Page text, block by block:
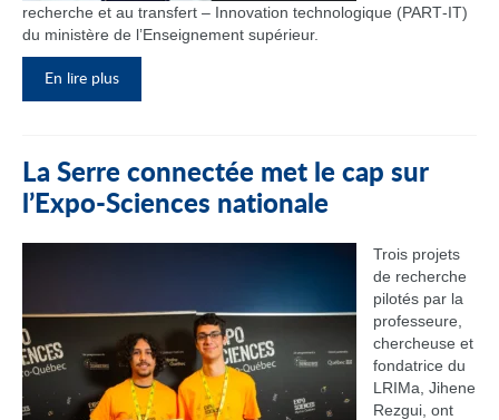
recherche et au transfert – Innovation technologique (PART‑IT)
du ministère de l’Enseignement supérieur.
En lire plus
La Serre connectée met le cap sur
l’Expo-Sciences nationale
Trois projets
de recherche
pilotés par la
professeure,
chercheuse et
fondatrice du
LRIMa, Jihene
Rezgui, ont